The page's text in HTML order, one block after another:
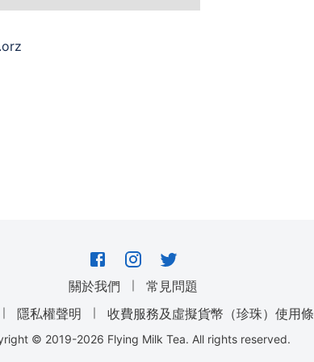
關於我們 ｜
常見問題
｜ 隱私權聲明 ｜ 收費服務及虛擬貨幣（珍珠）使用
© 2019-2026 Flying Milk Tea. All rights reserved.